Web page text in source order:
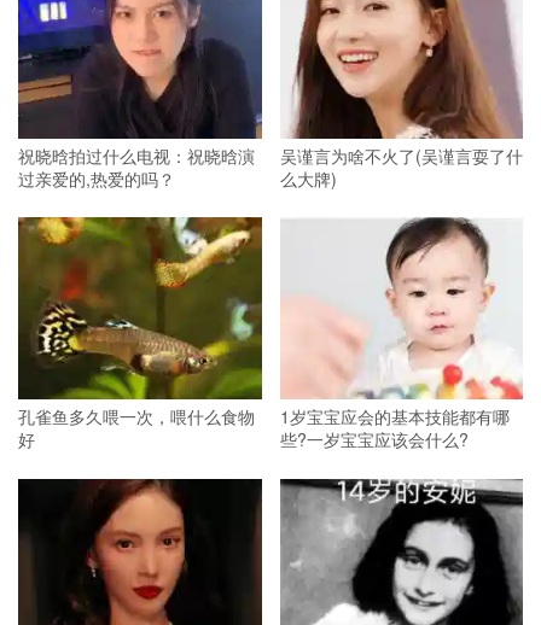
祝晓晗拍过什么电视：祝晓晗演
过亲爱的,热爱的吗？
吴谨言为啥不火了(吴谨言耍了什
么大牌)
孔雀鱼多久喂一次，喂什么食物
好
1岁宝宝应会的基本技能都有哪
些?一岁宝宝应该会什么?